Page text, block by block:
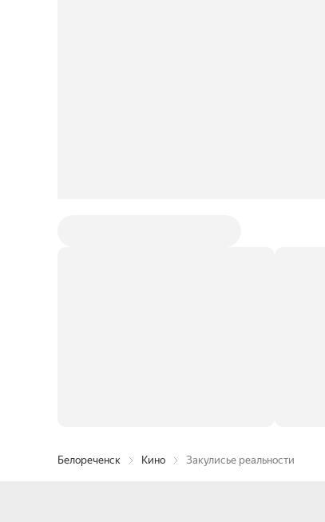
Белореченск Кино Закулисье реальности